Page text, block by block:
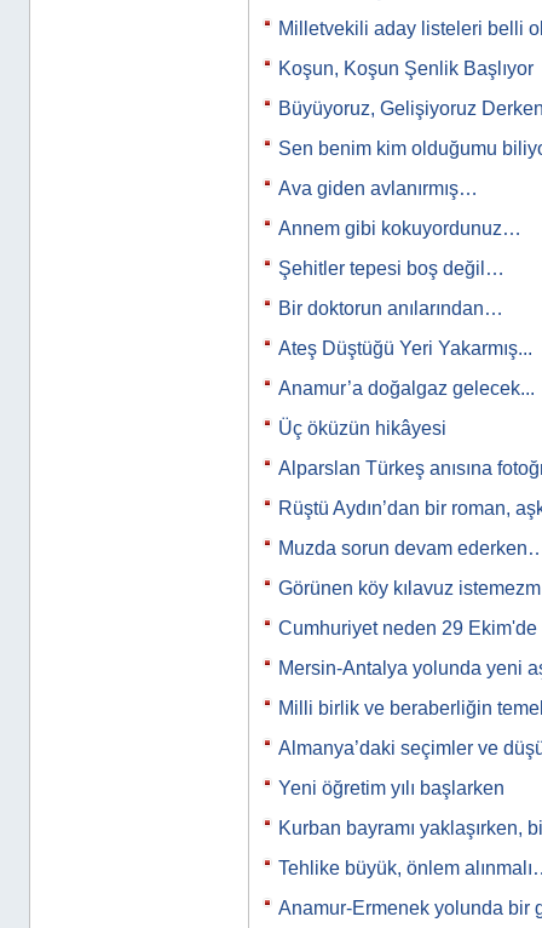
Milletvekili aday listeleri belli
Koşun, Koşun Şenlik Başlıyor
Büyüyoruz, Gelişiyoruz
Sen benim kim olduğumu
Ava giden avlanırmış…
Annem gibi kokuyordunuz…
Şehitler tepesi boş değil…
Bir doktorun anılarından…
Ateş Düştüğü Yeri Yakarmış...
Anamur’a doğalgaz gelecek...
Üç öküzün hikâyesi
Alparslan Türkeş anısına
Rüştü Aydın’dan bir roman,
Muzda sorun devam
Görünen köy kılavuz
Cumhuriyet neden 29
Mersin-Antalya yolunda yeni
Milli birlik ve beraberliğin
Almanya’daki seçimler ve
Yeni öğretim yılı başlarken
Kurban bayramı yaklaşırken,
Tehlike büyük, önlem
Anamur-Ermenek yolunda bir